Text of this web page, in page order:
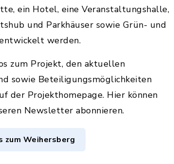
ein Hotel, eine Veranstaltungshalle,
und Parkhäuser sowie Grün- und
werden.
zum Projekt, den aktuellen
sowie Beteiligungsmöglichkeiten
der Projekthomepage. Hier können
Newsletter abonnieren.
zum Weihersberg